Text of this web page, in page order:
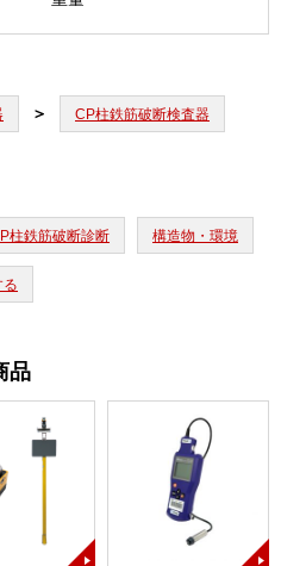
CP柱鉄筋破断検査器
柱鉄筋破断診断 構造物・環境
る
品